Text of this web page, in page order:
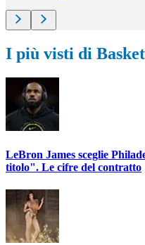
I più visti di Basket
LeBron James sceglie
titolo". Le cifre del contratto